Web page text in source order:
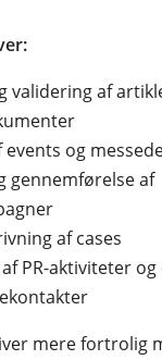
validering af
og
gennemførelse af
af cases
PR-aktiviteter
mere fortrolig